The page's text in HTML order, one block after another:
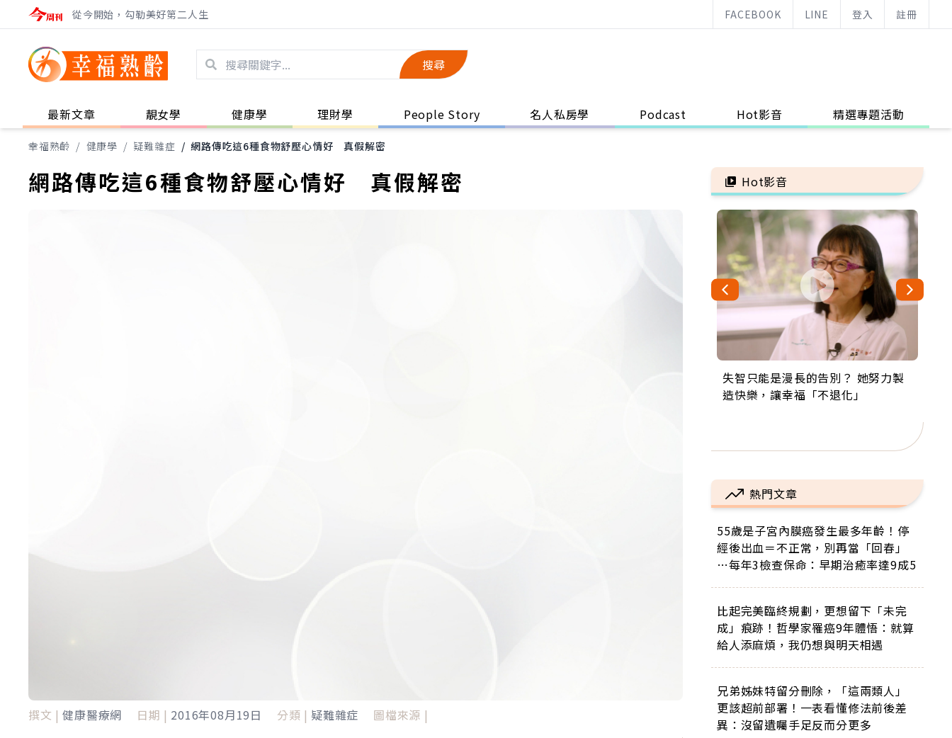
從今開始，勾勒美好第二人生 FACEBOOK LINE 登入 註冊
搜尋
最新文章 靚女學 健康學 理財學 People Story 名人私房學 Podcast Hot影音 精選專題活動
幸福熟齡 / 健康學 / 疑難雜症 / 網路傳吃這6種食物舒壓心情好 真假解密
網路傳吃這6種食物舒壓心情好 真假解密
撰文 | 健康醫療網 日期 | 2016年08月19日 分類 | 疑難雜症 圖檔來源 |
Hot影音
失智只能是漫長的告別？ 她努力製
造快樂，讓幸福「不退化」
來自剛果的巧克力神父 為台灣奉獻
36年 「台灣是我的家，我連作夢都
63歲卸矽谷副總、搬回台灣找快
樂！「蛋黃哥小丑」走進安養院，
104歲打破金氏世界紀錄 成為全球
最年長羽球選手，分享長壽的秘密
事業巔峰他選擇追夢…黑手阿伯拉
小提琴還登上小巨蛋！連CNN都大
熱門文章
55歲是子宮內膜癌發生最多年齡！停
經後出血＝不正常，別再當「回春」
…每年3檢查保命：早期治癒率達9成5
比起完美臨終規劃，更想留下「未完
成」痕跡！哲學家罹癌9年體悟：就算
給人添麻煩，我仍想與明天相遇
兄弟姊妹特留分刪除，「這兩類人」
更該超前部署！一表看懂修法前後差
異：沒留遺囑手足反而分更多